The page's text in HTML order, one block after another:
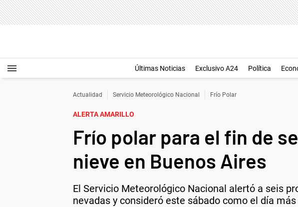
Últimas Noticias Exclusivo A24 Política
Actualidad Servicio Meteorológico Nacional Frío Polar
ALERTA AMARILLO
Frío polar para el fin de
nieve en Buenos Aires
El Servicio Meteorológico Nacional alertó a seis
nevadas y consideró este sábado como el día